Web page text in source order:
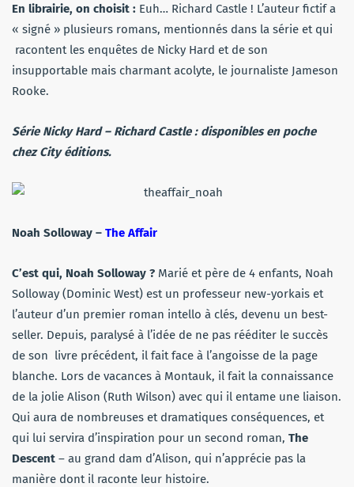
En librairie, on choisit : Euh… Richard Castle ! L’auteur fictif a
« signé » plusieurs romans, mentionnés dans la série et qui
racontent les enquêtes de Nicky Hard et de son
insupportable mais charmant acolyte, le journaliste Jameson
Rooke.
Série Nicky Hard– Richard Castle : disponibles en poche
chez City éditions.
Noah Solloway – The Affair
C’est qui, Noah Solloway ? Marié et père de 4 enfants, Noah
Solloway (Dominic West) est un professeur new-yorkais et
l’auteur d’un premier roman intello à clés, devenu un best-
seller. Depuis, paralysé à l’idée de ne pas rééditer le succès
de son livre précédent, il fait face à l’angoisse de la page
blanche. Lors de vacances à Montauk, il fait la connaissance
de la jolie Alison (Ruth Wilson) avec qui il entame une liaison.
Qui aura de nombreuses et dramatiques conséquences, et
qui lui servira d’inspiration pour un second roman, The
Descent – au grand dam d’Alison, qui n’apprécie pas la
manière dont il raconte leur histoire.